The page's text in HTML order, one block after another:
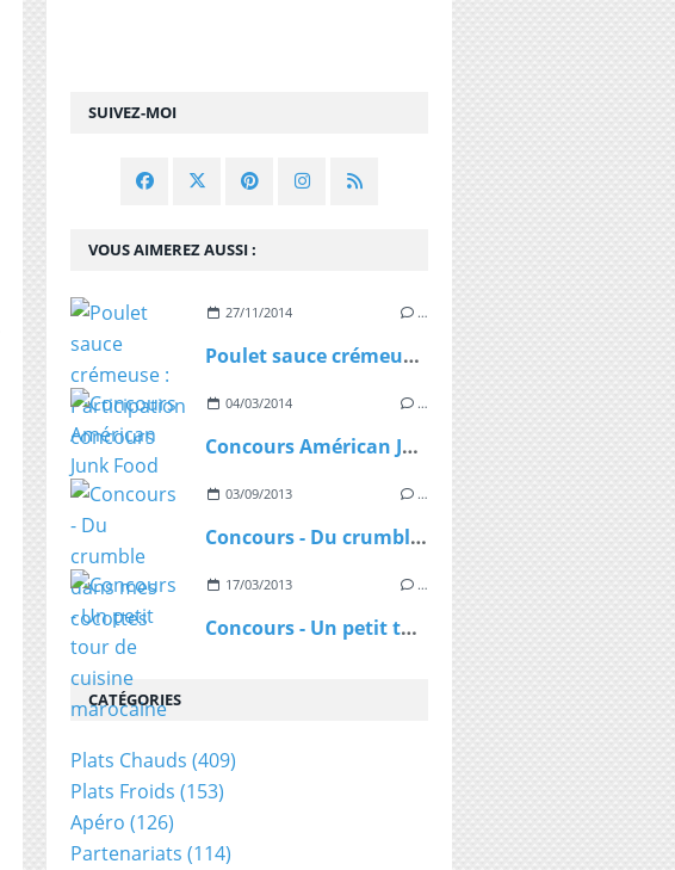
SUIVEZ-MOI
VOUS AIMEREZ AUSSI :
27/11/2014 …
Poulet sauce crémeuse : Participation concours
04/03/2014 …
Concours Américan Junk Food
03/09/2013 …
Concours - Du crumble dans mes cocottes
17/03/2013 …
Concours - Un petit tour de cuisine marocaine
CATÉGORIES
Plats Chauds (409)
Plats Froids (153)
Apéro (126)
Partenariats (114)